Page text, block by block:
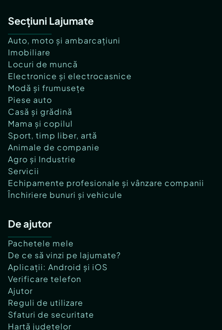
Secțiuni Lajumate
Auto, moto și ambarcațiuni
Imobiliare
Locuri de muncă
Electronice și electrocasnice
Modă și frumusețe
Piese auto
Casă și grădină
Mama și copilul
Sport, timp liber, artă
Animale de companie
Agro și Industrie
Servicii
Echipamente profesionale și vânzare companii
Închiriere bunuri și vehicule
De ajutor
Pachetele mele
De ce să vinzi pe lajumate?
Aplicații: Android și iOS
Verificare telefon
Ajutor
Reguli de utilizare
Sfaturi de securitate
Hartă județelor